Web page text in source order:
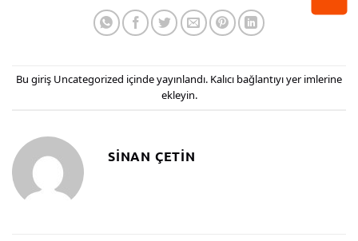
Bu giriş Uncategorized içinde yayınlandı. Kalıcı bağlantıyıyer imlerine
ekleyin.
SINAN ÇETIN